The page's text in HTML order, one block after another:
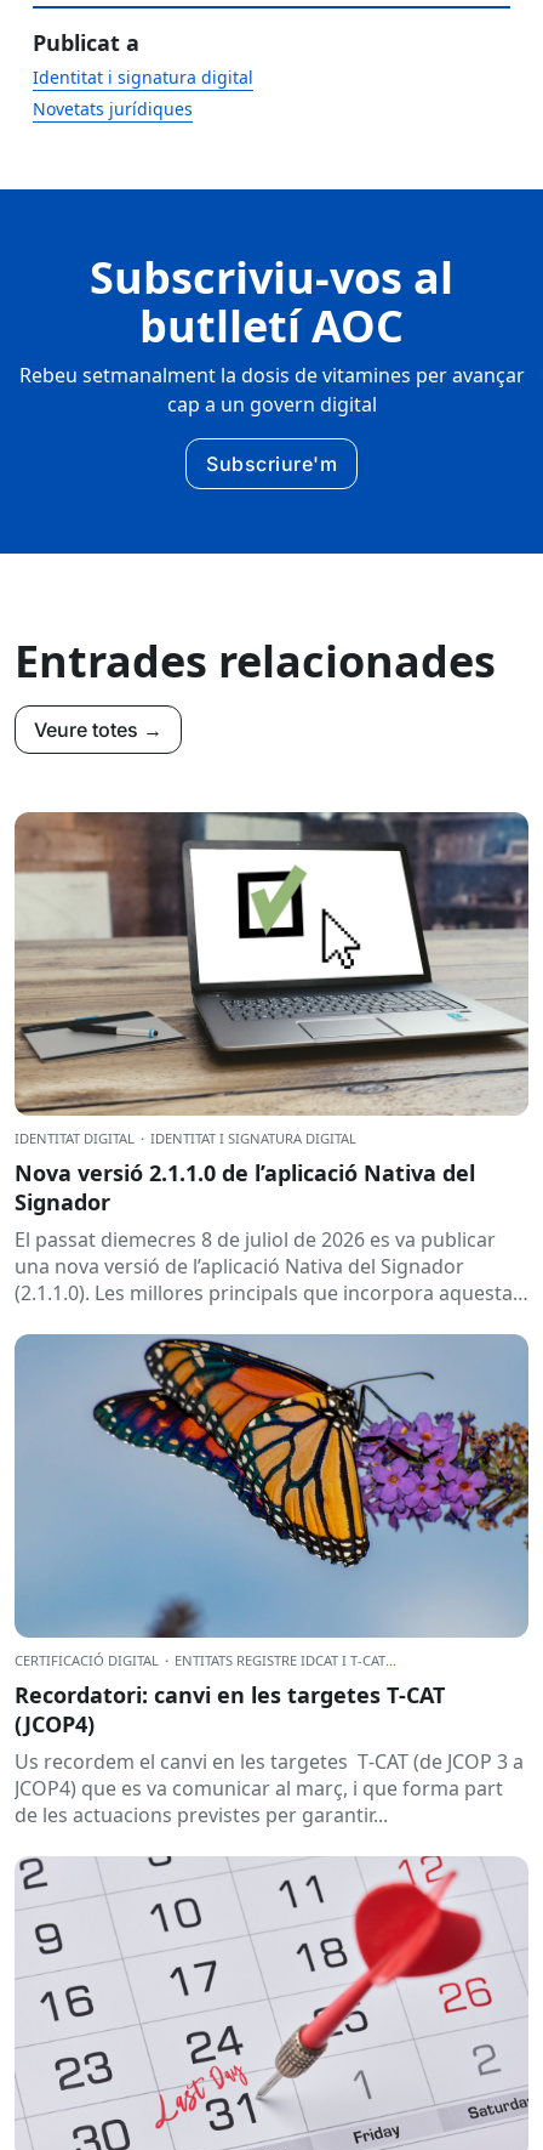
Publicat a
Identitat i signatura digital
Novetats jurídiques
Subscriviu-vos al
butlletí AOC
Rebeu setmanalment la dosis de vitamines per avançar
cap a un govern digital
Subscriure'm
Entrades relacionades
Veure totes →
IDENTITAT DIGITAL · IDENTITAT I SIGNATURA DIGITAL
Nova versió 2.1.1.0 de l’aplicació Nativa del
Signador
El passat diemecres 8 de juliol de 2026 es va publicar
una nova versió de l’aplicació Nativa del Signador
(2.1.1.0). Les millores principals que incorpora aquesta
CERTIFICACIÓ DIGITAL · ENTITATS REGISTRE IDCAT I T-CAT
Recordatori: canvi en les targetes T‑CAT
(JCOP4)
Us recordem el canvi en les targetes T‑CAT (de JCOP 3 a
JCOP4) que es va comunicar al març, i que forma part
de les actuacions previstes per garantir...